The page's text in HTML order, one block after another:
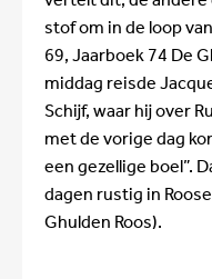
stof om in de loop
69, Jaarboek 74 De
middag reisde
Schijf, waar hij over
met de vorige dag
een gezellige boel”.
dagen rustig in
Ghulden Roos).